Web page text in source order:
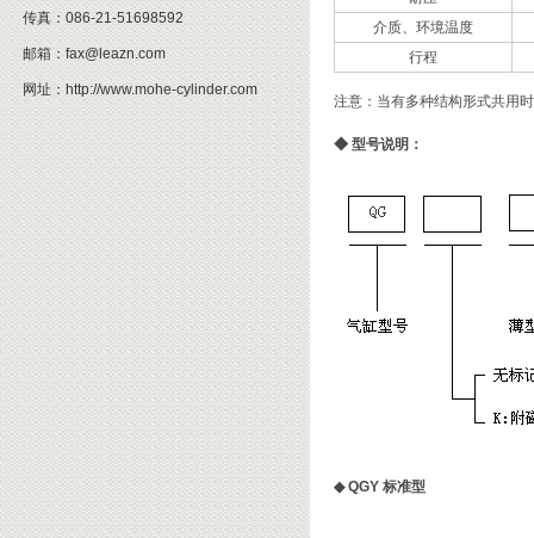
传真： 086-21-51698592
邮箱： fax@leazn.com
网址： http://www.mohe-cylinder.com
介质、环境温度
行程
注意：当有多种结构形式共用
◆ 型号说明：
◆QGY 标准型